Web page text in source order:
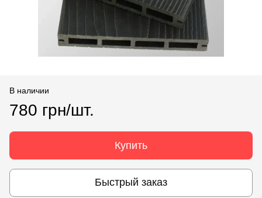
В наличии
780 грн/шт.
Купить
Быстрый заказ